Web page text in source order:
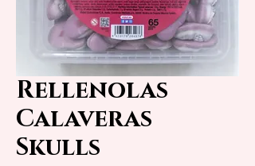
Rellenolas
Calaveras
Skulls